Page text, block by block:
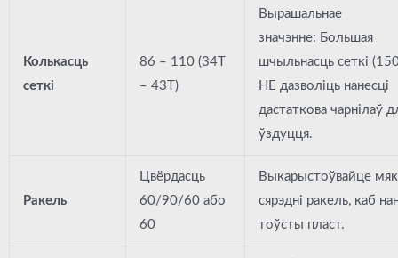
Колькасць
сеткі
86 – 110 (34T
– 43T)
Вырашальнае
значэнне: Большая
шчыльнасць сеткі
НЕ дазволіць нанесці
дастаткова чарнілаў
ўздуцця.
Ракель
Цвёрдасць
60/90/60 або
60
Выкарыстоўвайце
сярэдні ракель, каб
тоўсты пласт.